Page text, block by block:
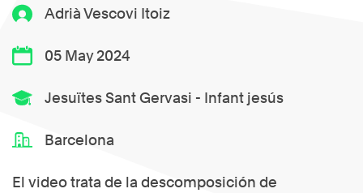
Adrià Vescovi Itoiz
05 May 2024
Jesuïtes Sant Gervasi - Infant jesús
Barcelona
El video trata de la descomposición de